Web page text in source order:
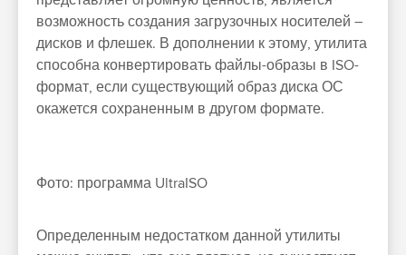
возможность создания загрузочных носителей –
дисков и флешек. В дополнении к этому, утилита
способна конвертировать файлы-образы в ISO-
формат, если существующий образ диска ОС
окажется сохраненным в другом формате.
Фото: программа UltraISO
Определенным недостатком данной утилиты